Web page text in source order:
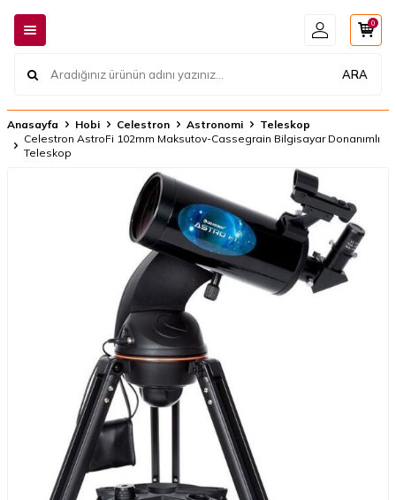
ARA
0
Anasayfa Hobi Celestron Astronomi
Teleskop
Celestron AstroFi 102mm Maksutov-Cassegrain Bilgisayar Donanımlı
Teleskop